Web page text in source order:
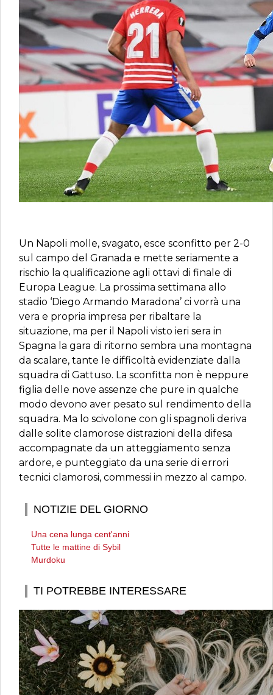
Un Napoli molle, svagato, esce sconfitto per 2-0
sul campo del Granada e mette seriamente a
rischio la qualificazione agli ottavi di finale di
Europa League. La prossima settimana allo
stadio ‘Diego Armando Maradona’ ci vorrà una
vera e propria impresa per ribaltare la
situazione, ma per il Napoli visto ieri sera in
Spagna la gara di ritorno sembra una montagna
da scalare, tante le difficoltà evidenziate dalla
squadra di Gattuso. La sconfitta non è neppure
figlia delle nove assenze che pure in qualche
modo devono aver pesato sul rendimento della
squadra. Ma lo scivolone con gli spagnoli deriva
dalle solite clamorose distrazioni della difesa
accompagnate da un atteggiamento senza
ardore, e punteggiato da una serie di errori
tecnici clamorosi, commessi in mezzo al campo.
NOTIZIE DEL GIORNO
Una cena lunga cent'anni
Tutte le mattine di Sybil
Murdoku
TI POTREBBE INTERESSARE